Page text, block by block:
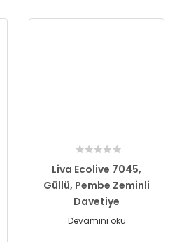
Liva Ecolive 7045,
Güllü, Pembe Zeminli
Davetiye
Devamını oku